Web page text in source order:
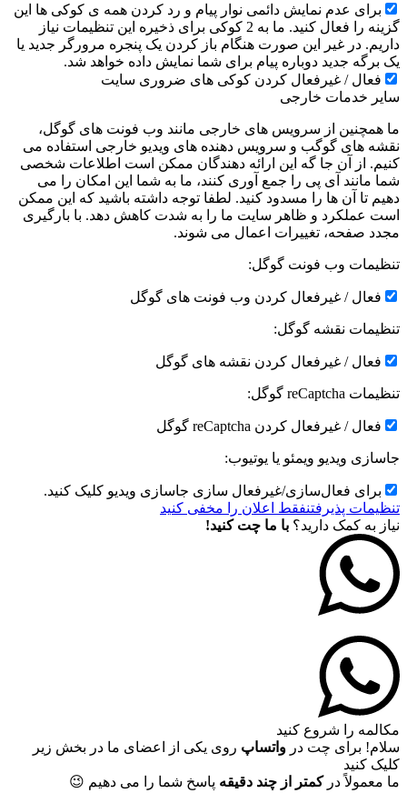
برای عدم نمایش دائمی نوار پیام و رد کردن همه ی کوکی ها این
گزینه را فعال کنید. ما به 2 کوکی برای ذخیره این تنظیمات نیاز
داریم. در غیر این صورت هنگام باز کردن یک پنجره مرورگر جدید یا
یک برگه جدید دوباره پیام برای شما نمایش داده خواهد شد.
فعال / غیرفعال کردن کوکی های ضروری سایت
سایر خدمات خارجی
ما همچنین از سرویس های خارجی مانند وب فونت های گوگل،
نقشه های گوگب و سرویس دهنده های ویدیو خارجی استفاده می
کنیم. از آن جا گه این ارائه دهندگان ممکن است اطلاعات شخصی
شما مانند آی پی را جمع آوری کنند، ما به شما این امکان را می
دهیم تا آن ها را مسدود کنید. لطفا توجه داشته باشید که این ممکن
است عملکرد و ظاهر سایت ما را به شدت کاهش دهد. با بارگیری
مجدد صفحه، تغییرات اعمال می شوند.
تنظیمات وب فونت گوگل:
فعال / غیرفعال کردن وب فونت های گوگل
تنظیمات نقشه گوگل:
فعال / غیرفعال کردن نقشه های گوگل
تنظیمات reCaptcha گوگل:
فعال / غیرفعال کردن reCaptcha گوگل
جاسازی ویدیو ویمئو یا یوتیوب:
برای فعال‌سازی/غیرفعال سازی جاسازی ویدیو کلیک کنید.
تنظیمات پذیرفتنفقط اعلان را مخفی کنید
نیاز به کمک دارید؟ با ما چت کنید!
مکالمه را شروع کنید
سلام! برای چت در واتساپ روی یکی از اعضای ما در بخش زیر
کلیک کنید
ما معمولاً درکمتر از چند دقیقه پاسخ شما را می دهیم 😉